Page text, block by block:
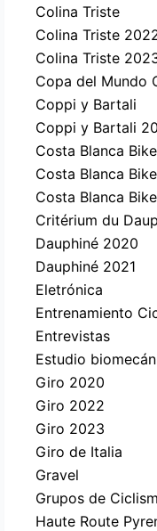
Colina Triste
Colina Triste
Colina Triste
Copa del Mundo
Coppi y Bartali
Coppi y Bartali
Costa Blanca
Costa Blanca
Costa Blanca
Critérium du
Dauphiné 2020
Dauphiné 2021
Eletrónica
Entrenamiento
Entrevistas
Estudio
Giro 2020
Giro 2022
Giro 2023
Giro de Italia
Gravel
Grupos de
Haute Route